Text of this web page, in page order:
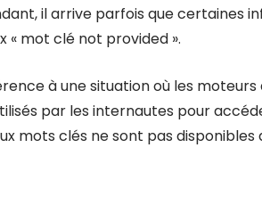
il arrive parfois que certaines
« mot clé not provided ».
à une situation où les
par les internautes pour
mots clés ne sont pas disponibles